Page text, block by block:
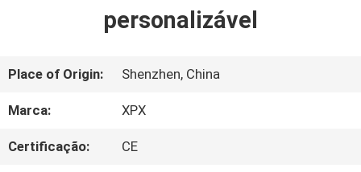
VÍDEOS
ESPETÁCULO
personalizável
Place of Origin: Shenzhen, China
Marca: XPX
Certificação: CE